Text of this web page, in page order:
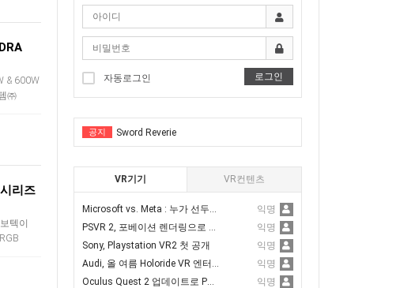
회에서도 VR체험을
장애 VR체험
,망막증,녹내장,백내장
터로 VR체험을(스코어계산)
잉머신체험
이터로 VR노젓기 체험을(스코어계산)
& 600W
㈜
리즈
텍이
자동로그인 로그인
공지
Tentacular
Vermillion
Sword Reverie
Vermillion
Startenders
Sword Reverie
VR기기 VR컨텐츠
Microsoft vs. Meta : 누가 선두가 될 것인가?
익명
PSVR 2, 포베이션 렌더링으로 퍼포먼스 3.6배 향상
익명
Sony, Playstation VR2 첫 공개
익명
Audi, 올 여름 Holoride VR 엔터테인먼트 추가
익명
Oculus Quest 2 업데이트로 PC 에어링크 품질 향상
익명